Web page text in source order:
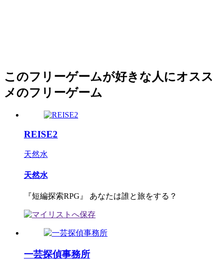
このフリーゲームが好きな人にオスス
メのフリーゲーム
REISE2
天然水
天然水
『短編探索RPG』 あなたは誰と旅をする？
一芸探偵事務所